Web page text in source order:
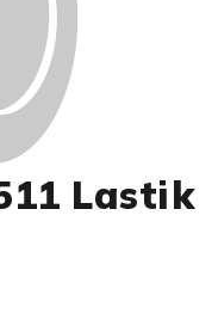
Lastik